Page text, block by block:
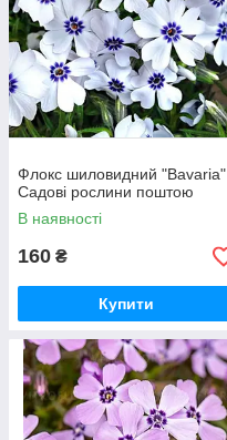
Флокс шиловидний "Bavaria"
Садові рослини поштою
В наявності
160 ₴
Купити